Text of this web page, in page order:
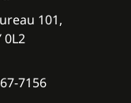
101,
0L2
7156